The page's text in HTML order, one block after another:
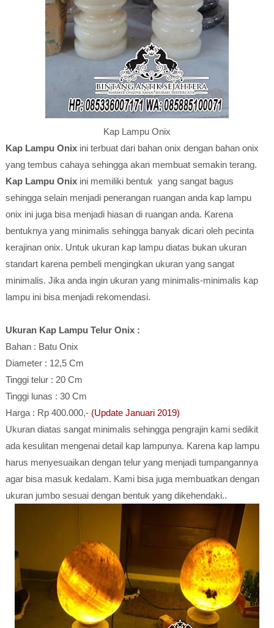
Kap Lampu Onix
Kap Lampu Onixini terbuat dari bahan onix dengan bahan onix
yang tembus cahaya sehingga akan membuat semakin terang.
Kap Lampu Onixini memiliki bentuk yang sangat bagus
sehingga selain menjadi penerangan ruangan anda kap lampu
onix ini juga bisa menjadi hiasan di ruangan anda. Karena
bentuknya yang minimalis sehingga banyak dicari oleh pecinta
kerajinan onix. Untuk ukuran kap lampu diatas bukan ukuran
standart karena pembeli mengingkan ukuran yang sangat
minimalis. Jika anda ingin ukuran yang minimalis-minimalis kap
lampu ini bisa menjadi rekomendasi.
Ukuran Kap Lampu Telur Onix :
Bahan : Batu Onix
Diameter : 12,5 Cm
Tinggi telur : 20 Cm
Tinggi lunas : 30 Cm
Harga : Rp 400.000,- (Update Januari 2019)
Ukuran diatas sangat minimalis sehingga pengrajin kami sedikit
ada kesulitan mengenai detail kap lampunya. Karena kap lampu
harus menyesuaikan dengan telur yang menjadi tumpangannya
agar bisa masuk kedalam. Kami bisa juga membuatkan dengan
ukuran jumbo sesuai dengan bentuk yang dikehendaki..